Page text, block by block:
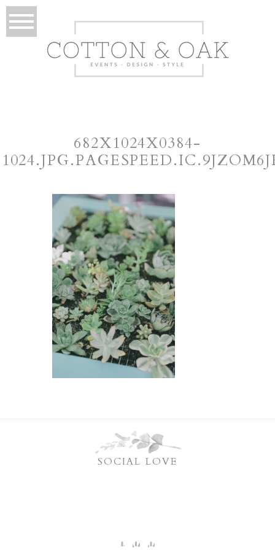
682X1024X0384-
SOCIAL LOVE